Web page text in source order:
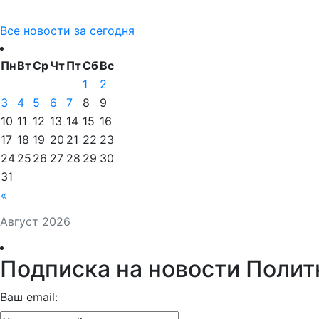
Все новости за сегодня
Август 2026
ПнВтСрЧтПтСбВс
«
1
2
3
4 5 6 7 8
9
10 11 12 13 14 15 16
17 18 19 20 21 22 23
24 25 26 27 28 29 30
31
Подписка на новости
Ваш email: